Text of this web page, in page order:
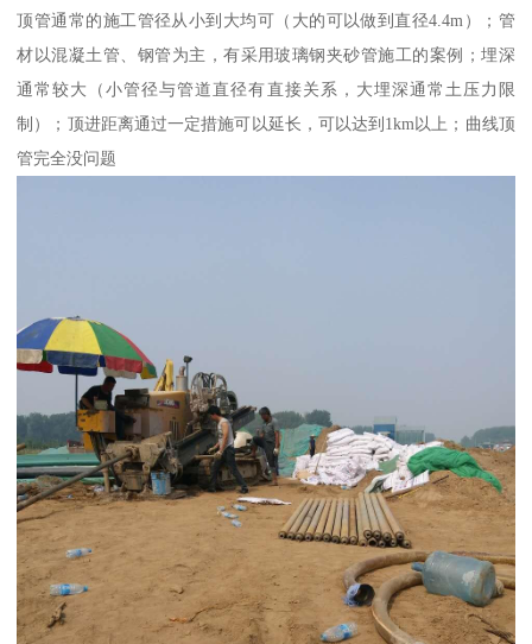
顶管通常的施工管径从小到大均可（大的可以做到直径4.4m）；管
材以混凝土管、钢管为主，有采用玻璃钢夹砂管施工的案例；埋深
通常较大（小管径与管道直径有直接关系，大埋深通常土压力限
制）；顶进距离通过一定措施可以延长，可以达到1km以上；曲线顶
管完全没问题